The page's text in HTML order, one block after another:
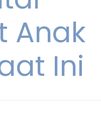
Anak
Ini